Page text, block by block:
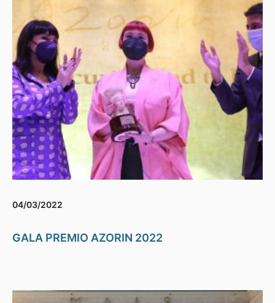
04/03/2022
GALA PREMIO AZORIN 2022